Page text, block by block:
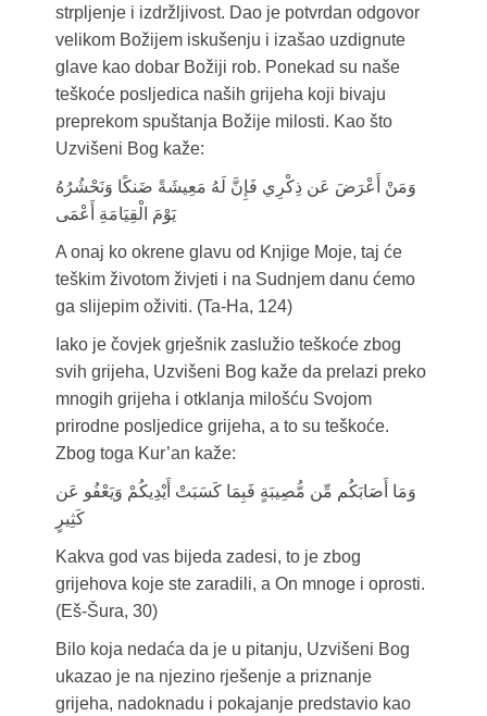
strpljenje i izdržljivost. Dao je potvrdan odgovor
velikom Božijem iskušenju i izašao uzdignute
glave kao dobar Božiji rob. Ponekad su naše
teškoće posljedica naših grijeha koji bivaju
preprekom spuštanja Božije milosti. Kao što
Uzvišeni Bog kaže:
وَمَنْ أَعْرَضَ عَن ذِكْرِي فَإِنَّ لَهُ مَعِيشَةً ضَنكًا وَنَحْشُرُهُ
يَوْمَ الْقِيَامَةِ أَعْمَى
A onaj ko okrene glavu od Knjige Moje, taj će
teškim životom živjeti i na Sudnjem danu ćemo
ga slijepim oživiti. (Ta-Ha, 124)
Iako je čovjek grješnik zaslužio teškoće zbog
svih grijeha, Uzvišeni Bog kaže da prelazi preko
mnogih grijeha i otklanja milošću Svojom
prirodne posljedice grijeha, a to su teškoće.
Zbog toga Kur’an kaže:
وَمَا أَصَابَكُم مِّن مُّصِيبَةٍ فَبِمَا كَسَبَتْ أَيْدِيكُمْ وَيَعْفُو عَن
كَثِيرٍ
Kakva god vas bijeda zadesi, to je zbog
grijehova koje ste zaradili, a On mnoge i oprosti.
(Eš-Šura, 30)
Bilo koja nedaća da je u pitanju, Uzvišeni Bog
ukazao je na njezino rješenje a priznanje
grijeha, nadoknadu i pokajanje predstavio kao